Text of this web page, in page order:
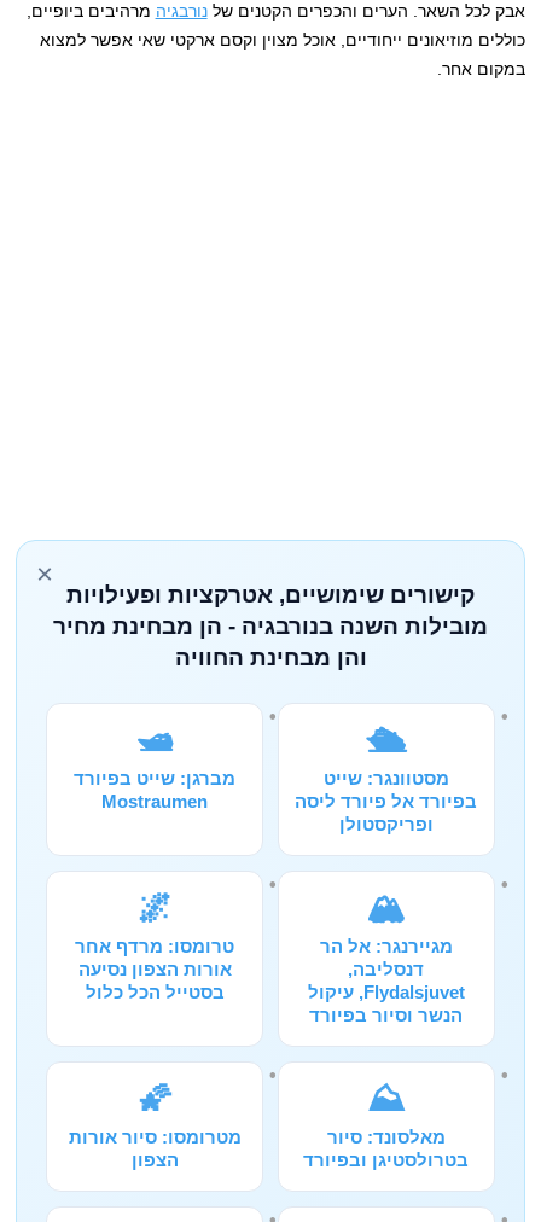
אבק לכל השאר. הערים והכפרים הקטנים שלנורבגיה מרהיבים ביופיים,
כוללים מוזיאונים ייחודיים, אוכל מצוין וקסם ארקטי שאי אפשר למצוא
במקום אחר.
×
קישורים שימושיים, אטרקציות ופעילויות
מובילות השנה בנורבגיה - הן מבחינת מחיר
והן מבחינת החוויה
🛳️
מסטוונגר: שייט
בפיורד אל פיורד ליסה
ופריקסטולן
🛥️
מברגן: שייט בפיורד
Mostraumen
🏔️
מגיירנגר: אל הר
דנסליבה,
Flydalsjuvet, עיקול
הנשר וסיור בפיורד
🌌
טרומסו: מרדף אחר
אורות הצפון נסיעה
בסטייל הכל כלול
⛰️
מאלסונד: סיור
בטרולסטיגן ובפיורד
🌠
מטרומסו: סיור אורות
הצפון